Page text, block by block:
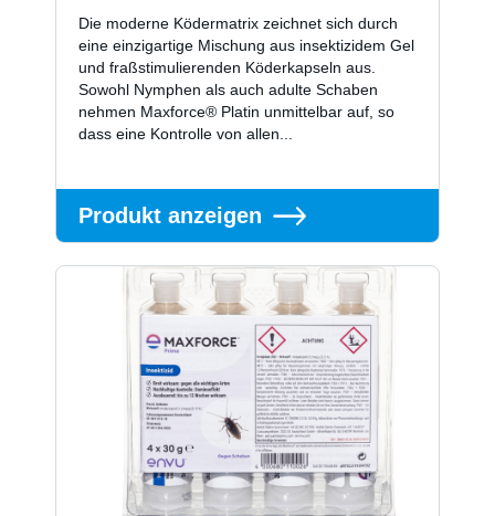
Die moderne Ködermatrix zeichnet sich durch
eine einzigartige Mischung aus insektizidem Gel
und fraßstimulierenden Köderkapseln aus.
Sowohl Nymphen als auch adulte Schaben
nehmen Maxforce® Platin unmittelbar auf, so
dass eine Kontrolle von allen...
Produkt anzeigen